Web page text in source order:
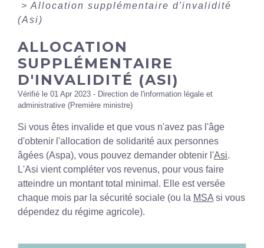
> Allocation supplémentaire d'invalidité
(Asi)
ALLOCATION
SUPPLÉMENTAIRE
D'INVALIDITÉ (ASI)
Vérifié le 01 Apr 2023 - Direction de l'information légale et
administrative (Première ministre)
Si vous êtes invalide et que vous n'avez pas l'âge
d'obtenir l'allocation de solidarité aux personnes
âgées (Aspa), vous pouvez demander obtenir l'Asi.
L'Asi vient compléter vos revenus, pour vous faire
atteindre un montant total minimal. Elle est versée
chaque mois par la sécurité sociale (ou la MSA si vous
dépendez du régime agricole).